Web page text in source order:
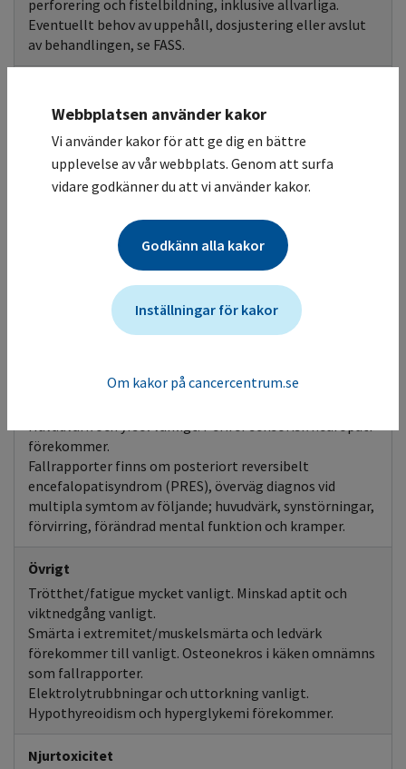
perforering och fistelbildning, inklusive allvarliga.
Eventuellt behov av uppehåll, dosjustering eller avslut
av behandlingen, se FASS.
PPE (hand-fot syndrom) mycket vanligt, kan kräva
dosjustering, se FASS. Utslag, torr hud, alopeci
(håravfall), förändrad hårfärg vanligt. Klåda
förekommer.
Sårläkningskomplikation har rapporterats då
factor. Om möjligt avbryt behandlingen 28 dagar före
planerad operation, inklusive tandingrepp, återstart
efter operation baseras på klinisk bedömning av
Huvudvärk och yrsel vanligt. Perifer sensorisk neuropati
förekommer.
Fallrapporter finns om posteriort reversibelt
encefalopatisyndrom (PRES), överväg diagnos vid
multipla symtom av följande; huvudvärk, synstörningar,
förvirring, förändrad mental funktion och kramper.
Övrigt
Trötthet/fatigue mycket vanligt. Minskad aptit och
viktnedgång vanligt.
Smärta i extremitet/muskelsmärta och ledvärk
förekommer till vanligt. Osteonekros i käken omnämns
som fallrapporter.
Elektrolytrubbningar och uttorkning vanligt.
Hypothyreoidism och hyperglykemi förekommer.
Njurtoxicitet
Webbplatsen använder kakor
Vi använder kakor för att ge dig en bättre
upplevelse av vår webbplats. Genom att surfa
vidare godkänner du att vi använder kakor.
Godkänn alla kakor
Inställningar för kakor
Om kakor på cancercentrum.se